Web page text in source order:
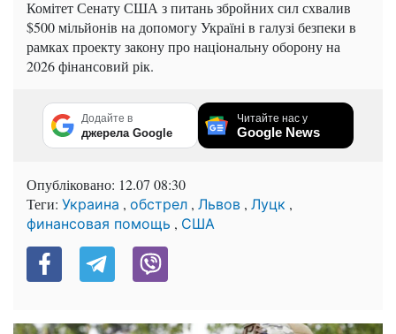
Комітет Сенату США з питань збройних сил схвалив
$500 мільйонів на допомогу Україні в галузі безпеки в
рамках проекту закону про національну оборону на
2026 фінансовий рік.
Додайте в
джерела Google
Читайте нас у
Google News
Опубліковано: 12.07 08:30
Теги: Украина , обстрел , Львов , Луцк ,
финансовая помощь , США